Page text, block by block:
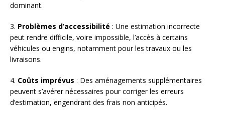
dominant.
3. Problèmes d’accessibilité : Une estimation incorrecte
peut rendre difficile, voire impossible, l’accès à certains
véhicules ou engins, notamment pour les travaux ou les
livraisons.
4. Coûts imprévus : Des aménagements supplémentaires
peuvent s’avérer nécessaires pour corriger les erreurs
d’estimation, engendrant des frais non anticipés.